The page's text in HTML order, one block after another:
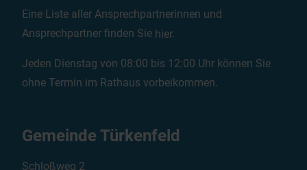
Eine Liste aller Ansprechpartnerinnen und
Ansprechpartner finden Sie hier.
Jeden Dienstag von 08:00 bis 12:00 Uhr können Sie
ohne Termin im Rathaus vorbeikommen.
Gemeinde Türkenfeld
Schloßweg 2